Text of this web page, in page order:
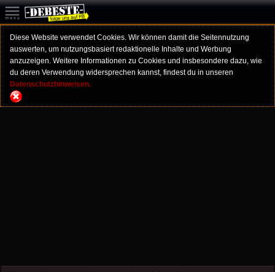
Diese Website verwendet Cookies. Wir können damit die Seitennutzung
auswerten, um nutzungsbasiert redaktionelle Inhalte und Werbung
anzuzeigen. Weitere Informationen zu Cookies und insbesondere dazu, wie
du deren Verwendung widersprechen kannst, findest du in unseren
Datenschutzhinweisen.